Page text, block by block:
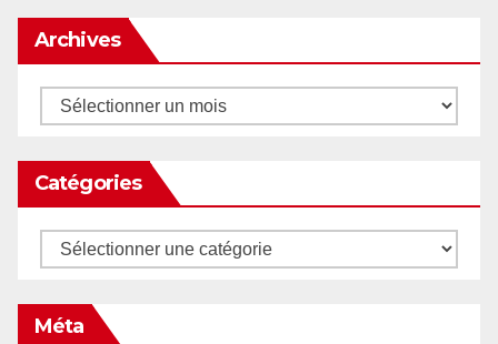
Archives
Archives
Catégories
Catégories
Méta